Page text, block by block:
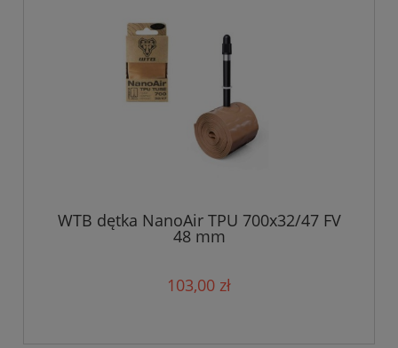
WTB dętka NanoAir TPU 700x32/47 FV
48 mm
103,00 zł